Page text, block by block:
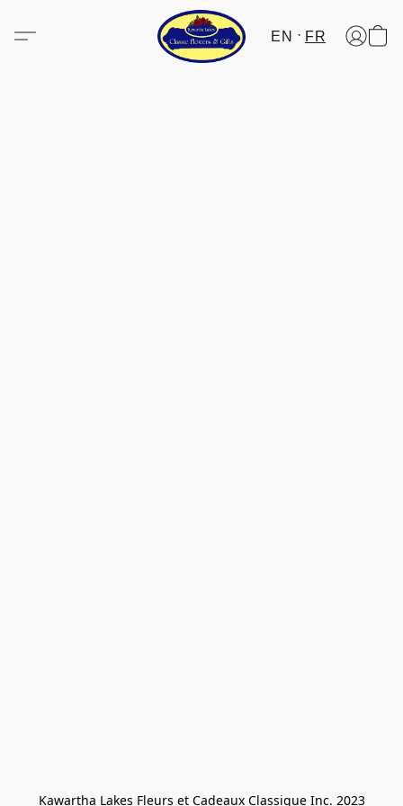
EN FR
Kawartha Lakes Fleurs et Cadeaux Classique Inc. 2023